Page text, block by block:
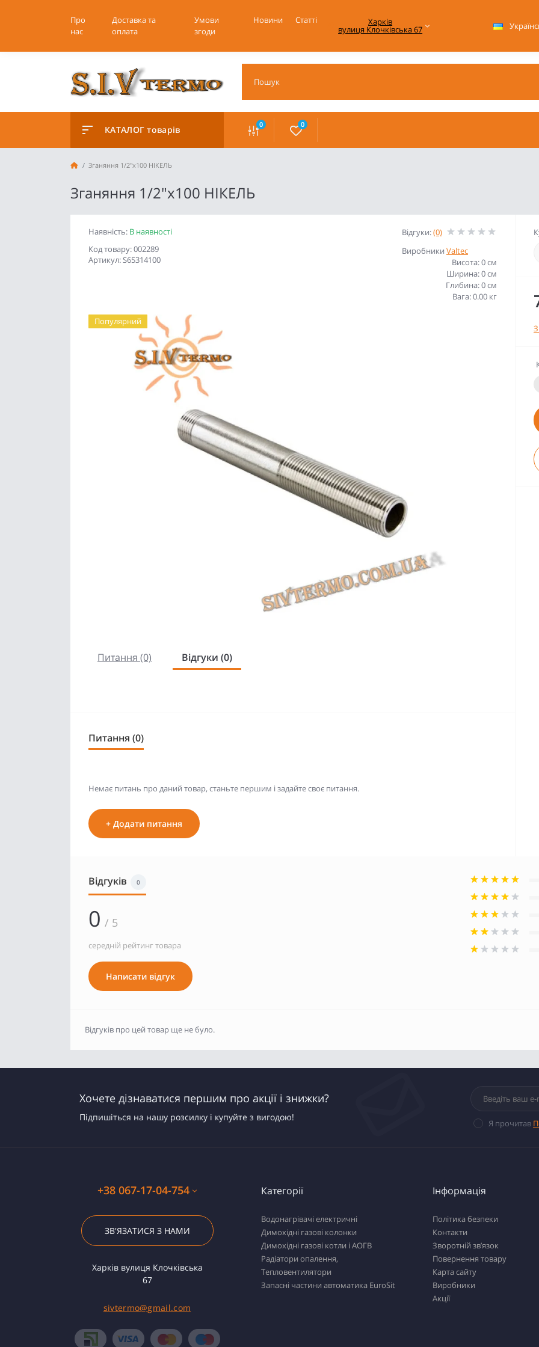
Про
нас
Доставка та
оплата
Умови
згоди
Новини Статті Харків
вулиця Клочківська 67
КАТАЛОГ товарів 0 0
Зганяння 1/2"х100 НІКЕЛЬ
Зганяння 1/2"х100 НІКЕЛЬ
Наявність: В наявності
Код товару: 002289
Артикул: S65314100
Відгуки:(0)
Виробники Valtec
Висота: 0 см
Ширина: 0 см
Глибина: 0 см
Вага: 0.00 кг
Популярний
Питання (0) Відгуки (0)
Питання (0)
Немає питань про даний товар, станьте першим і задайте своє питання.
+ Додати питання
Відгуків 0
0 / 5
середній рейтинг товара
Написати відгук
Відгуків про цей товар ще не було.
Хочете дізнаватися першим про акції і знижки?
Підпишіться на нашу розсилку і купуйте з вигодою!
Я прочитав
+38 067-17-04-754
ЗВ'ЯЗАТИСЯ З НАМИ
Харків вулиця Клочківська
67
sivtermo@gmail.com
Категорії
Водонагрівачі електричні
Димохідні газові колонки
Димохідні газові котли і АОГВ
Радіатори опалення,
Тепловентилятори
Запасні частини автоматика EuroSit
Інформація
Політика безпеки
Контакти
Зворотній зв’язок
Повернення товару
Карта сайту
Виробники
Акції